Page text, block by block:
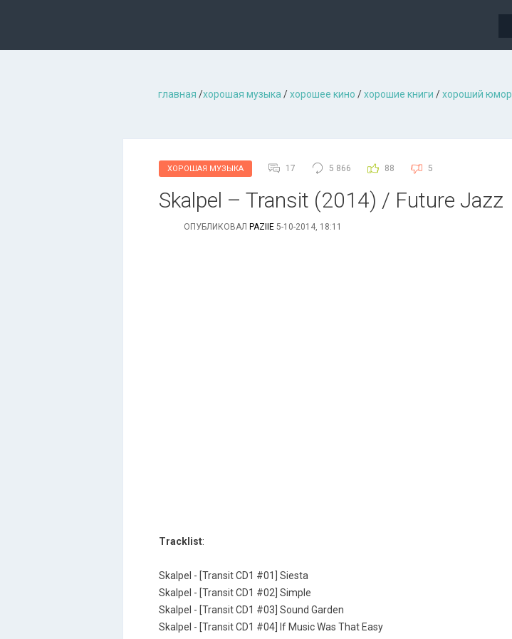
главная /хорошая музыкa /хорошее кино /хорошие книги /хороший юмор
ХОРОШАЯ МУЗЫКА 17 5 866 88 5
Skalpel – Transit (2014) / Future Jazz
ОПУБЛИКОВАЛ PAZIIE 5-10-2014, 18:11
Tracklist:
Skalpel - [Transit CD1 #01] Siesta
Skalpel - [Transit CD1 #02] Simple
Skalpel - [Transit CD1 #03] Sound Garden
Skalpel - [Transit CD1 #04] If Music Was That Easy